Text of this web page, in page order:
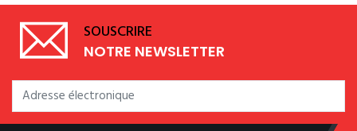
SOUSCRIRE
NOTRE NEWSLETTER